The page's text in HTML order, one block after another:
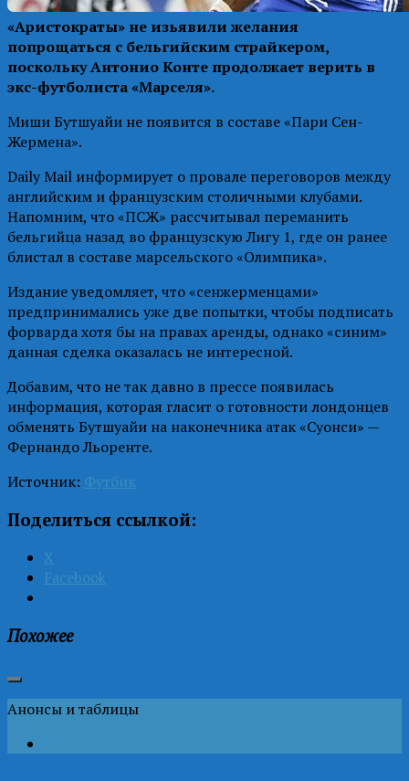
«Аристократы» не изьявили желания
попрощаться с бельгийским страйкером,
поскольку Антонио Конте продолжает верить в
экс-футболиста «Марселя».
Миши Бутшуайи не появится в составе «Пари Сен-
Жермена».
Daily Mail информирует о провале переговоров между
английским и французским столичными клубами.
Напомним, что «ПСЖ» рассчитывал переманить
бельгийца назад во французскую Лигу 1, где он ранее
блистал в составе марсельского «Олимпика».
Издание уведомляет, что «сенжерменцами»
предпринимались уже две попытки, чтобы подписать
форварда хотя бы на правах аренды, однако «синим»
данная сделка оказалась не интересной.
Добавим, что не так давно в прессе появилась
информация, которая гласит о готовности лондонцев
обменять Бутшуайи на наконечника атак «Суонси» —
Фернандо Льоренте.
Источник: Футбик
Поделиться ссылкой:
X
Facebook
Похожее
Анонсы и таблицы